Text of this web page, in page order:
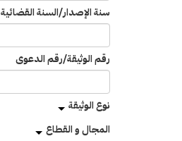
سنة الإصدار/السنة القضائية
رقم الوثيقة/رقم الدعوى
نوع الوثيقة
المجال و القطاع